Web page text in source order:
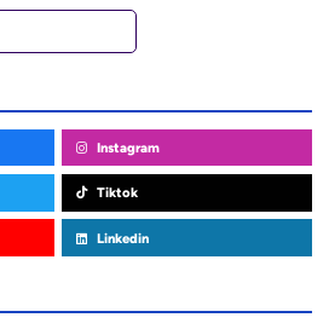
Instagram
Tiktok
Linkedin